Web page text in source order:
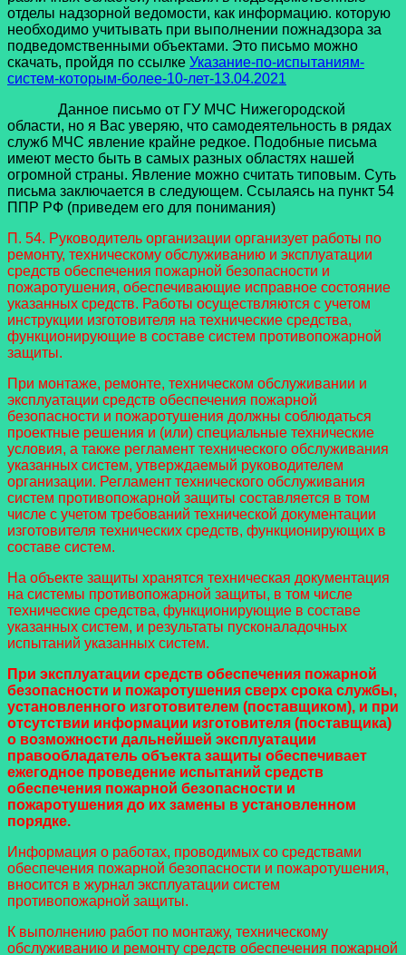
отделы надзорной ведомости, как информацию. которую
необходимо учитывать при выполнении пожнадзора за
подведомственными объектами. Это письмо можно
скачать, пройдя по ссылке Указание-по-испытаниям-
систем-которым-более-10-лет-13.04.2021
Данное письмо от ГУ МЧС Нижегородской
области, но я Вас уверяю, что самодеятельность в рядах
служб МЧС явление крайне редкое. Подобные письма
имеют место быть в самых разных областях нашей
огромной страны. Явление можно считать типовым. Суть
письма заключается в следующем. Ссылаясь на пункт 54
ППР РФ (приведем его для понимания)
П. 54. Руководитель организации организует работы по
ремонту, техническому обслуживанию и эксплуатации
средств обеспечения пожарной безопасности и
пожаротушения, обеспечивающие исправное состояние
указанных средств. Работы осуществляются с учетом
инструкции изготовителя на технические средства,
функционирующие в составе систем противопожарной
защиты.
При монтаже, ремонте, техническом обслуживании и
эксплуатации средств обеспечения пожарной
безопасности и пожаротушения должны соблюдаться
проектные решения и (или) специальные технические
условия, а также регламент технического обслуживания
указанных систем, утверждаемый руководителем
организации. Регламент технического обслуживания
систем противопожарной защиты составляется в том
числе с учетом требований технической документации
изготовителя технических средств, функционирующих в
составе систем.
На объекте защиты хранятся техническая документация
на системы противопожарной защиты, в том числе
технические средства, функционирующие в составе
указанных систем, и результаты пусконаладочных
испытаний указанных систем.
При эксплуатации средств обеспечения пожарной
безопасности и пожаротушения сверх срока службы,
установленного изготовителем (поставщиком), и при
отсутствии информации изготовителя (поставщика)
о возможности дальнейшей эксплуатации
правообладатель объекта защиты обеспечивает
ежегодное проведение испытаний средств
обеспечения пожарной безопасности и
пожаротушения до их замены в установленном
порядке.
Информация о работах, проводимых со средствами
обеспечения пожарной безопасности и пожаротушения,
вносится в журнал эксплуатации систем
противопожарной защиты.
К выполнению работ по монтажу, техническому
обслуживанию и ремонту средств обеспечения пожарной